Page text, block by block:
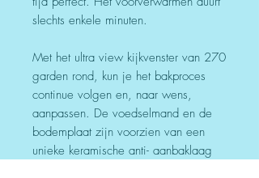
slechts enkele minuten.
Met het ultra view kijkvenster van 270
garden rond, kun je het bakproces
continue volgen en, naar wens,
aanpassen. De voedselmand en de
bodemplaat zijn voorzien van een
unieke keramische anti- aanbaklaag